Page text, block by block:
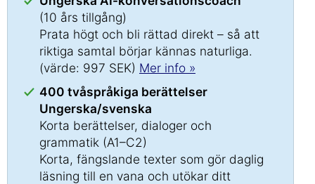
(10 års tillgång)
Prata högt och bli rättad direkt – så att
riktiga samtal börjar kännas naturliga.
(värde: 997 SEK) Mer info »
400 tvåspråkiga berättelser
Ungerska/svenska
Korta berättelser, dialoger och
grammatik (A1–C2)
Korta, fängslande texter som gör daglig
läsning till en vana och utökar ditt